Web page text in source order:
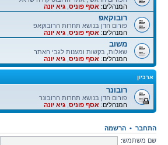
המנהלים: אסף פוניס גיא יונה
רובוקאפ
פורום הדן בנושא תחרות הרובוקאפ
המנהלים: אסף פוניס גיא יונה
משוב
שאלות, בקשות ומענות לגבי האתר
המנהלים: אסף פוניס גיא יונה
ארכיון
רובונר
פורום הדן בנושא תחרות הרובונר
המנהלים: אסף פוניס גיא יונה
התחבר • הרשמה
שם משתמש: